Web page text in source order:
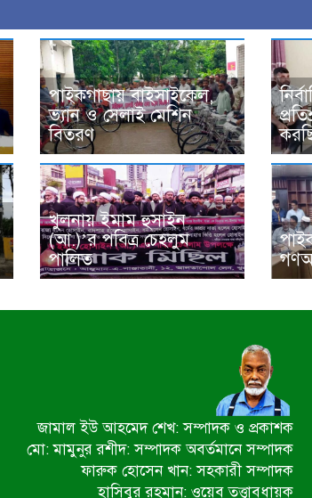
পাইকগাছায় বাইসাইকেল,
ভ্যান ও সেলাই মেশিন
বিতরণ
খুলনায় ইমাম হুসাইন
(আ.)’র পবিত্র চেহলুম
পালিত
জামাল ইউ আহমেদ শেখ: সম্পাদক ও প্রকাশক
মো: মামুনুর রশীদ: সম্পাদক অবর্তমানে সম্পাদক
ফারুক হোসেন খান: সহকারী সম্পাদক
হাসিবুর রহমান: ওয়েব তত্ত্বাবধায়ক